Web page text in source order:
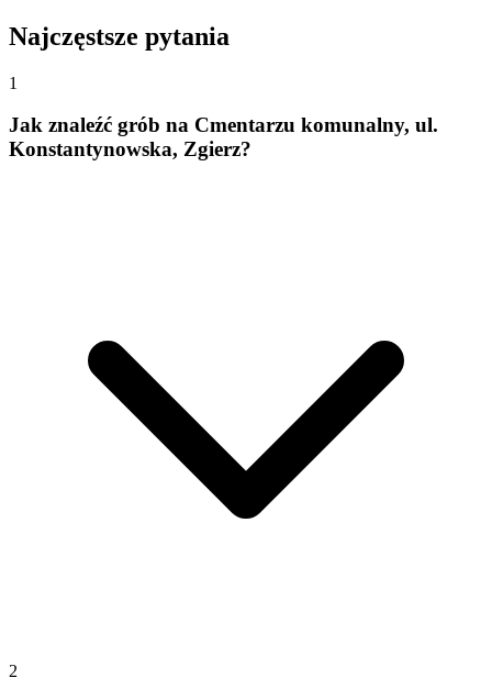
Najczęstsze pytania
1
Jak znaleźć grób na Cmentarzu komunalny, ul.
Konstantynowska, Zgierz?
2